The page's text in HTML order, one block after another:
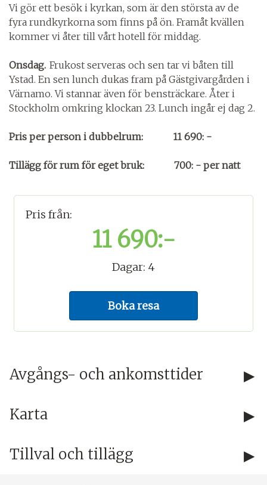
Vi gör ett besök i kyrkan, som är den största av de
fyra rundkyrkorna som finns på ön. Framåt kvällen
kommer vi åter till vårt hotell för middag.
Onsdag. Frukost serveras och sen tar vi båten till
Ystad. En sen lunch dukas fram på Gästgivargården i
Värnamo. Vi stannar även för bensträckare. Åter i
Stockholm omkring klockan 23. Lunch ingår ej dag 2.
Pris per person i dubbelrum: 11 690: -
Tillägg för rum för eget bruk: 700: - per natt
Pris från:
11 690:-
Dagar: 4
Boka resa
Öppettider:
E-post: ekonomi@larssonsresor.se
Avgångs- och ankomsttider
Karta
Tillval och tillägg